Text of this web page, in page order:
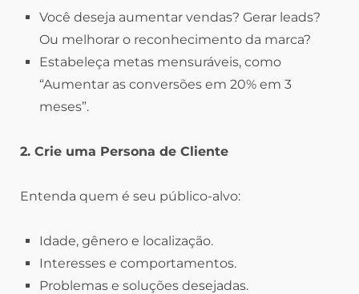
Você deseja aumentar vendas? Gerar leads?
Ou melhorar o reconhecimento da marca?
Estabeleça metas mensuráveis, como
“Aumentar as conversões em 20% em 3
meses”.
2. Crie uma Persona de Cliente
Entenda quem é seu público-alvo:
Idade, gênero e localização.
Interesses e comportamentos.
Problemas e soluções desejadas.